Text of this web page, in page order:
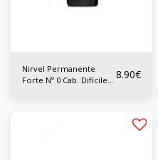
Nirvel Permanente
Forte Nº 0 Cab. Difíciles 8.90€